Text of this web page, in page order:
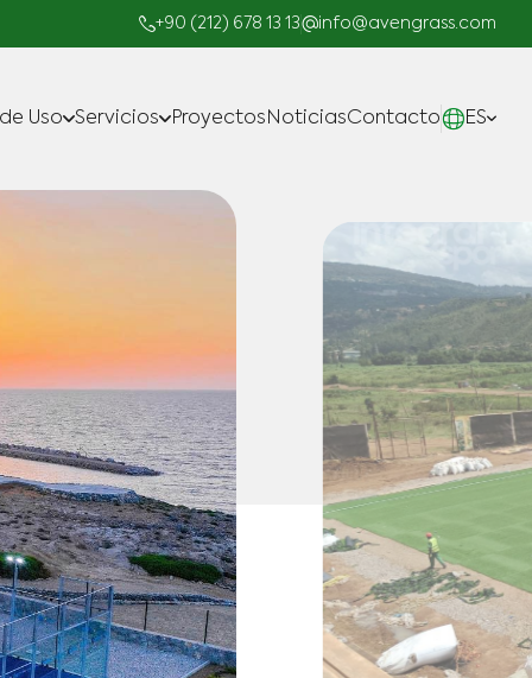
+90 (212) 678 13 13 info@avengrass.com
Uso Servicios
Proyectos llave en Mano
Proyectos NoticiasContacto ES